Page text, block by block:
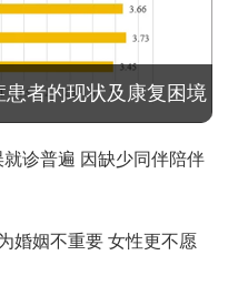
者的现状及康复困境
诊普遍 因缺少同伴陪伴
婚姻不重要 女性更不愿